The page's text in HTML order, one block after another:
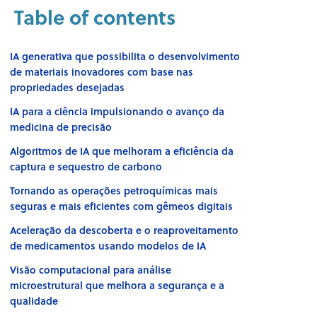
Table of contents
IA generativa que possibilita o desenvolvimento
de materiais inovadores com base nas
propriedades desejadas
IA para a ciência impulsionando o avanço da
medicina de precisão
Algoritmos de IA que melhoram a eficiência da
captura e sequestro de carbono
Tornando as operações petroquímicas mais
seguras e mais eficientes com gêmeos digitais
Aceleração da descoberta e o reaproveitamento
de medicamentos usando modelos de IA
Visão computacional para análise
microestrutural que melhora a segurança e a
qualidade